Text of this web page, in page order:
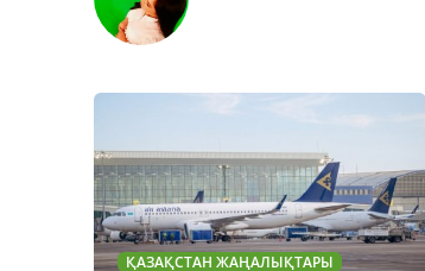
ҚАЗАҚСТАН ЖАҢАЛЫҚТАРЫ